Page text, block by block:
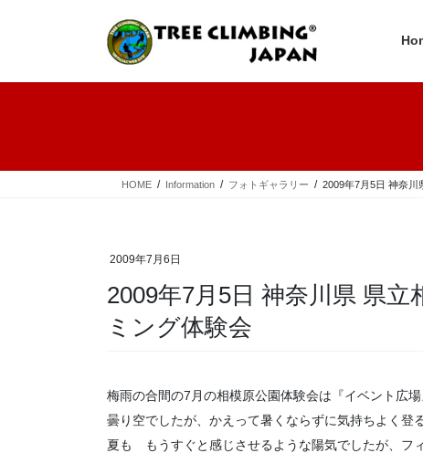
ツ
シ
HOME Information フォトギャラリー 2009年7月5日 神奈川
2009年7月6日
2009年7月5日 神奈川県 県
ミング体験会
梅雨の合間の7月の相模原公園体験会は『イベント広場
曇り空でしたが、かえって暑くならずに気持ちよく登
夏も もうすぐと感じさせるような陽気でしたが、フ